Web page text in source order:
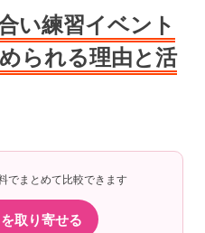
い練習イベント
られる理由と活
でまとめて比較できます
取り寄せる